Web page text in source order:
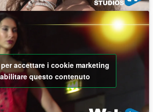
accettare i cookie marketing
questo contenuto